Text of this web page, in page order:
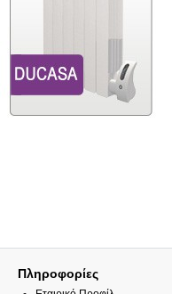
Πληροφορίες